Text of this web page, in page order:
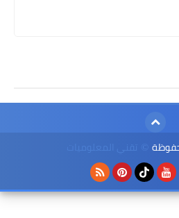
© تقني المعلوميات